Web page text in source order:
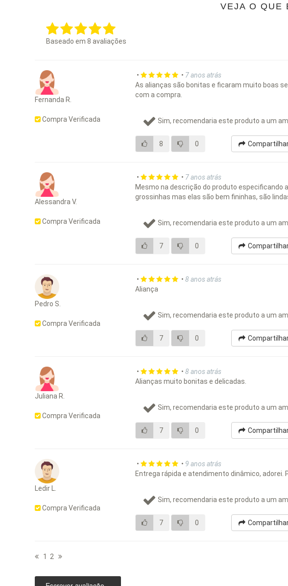
VEJA O QUE
Baseado em 8 avaliações
Fernanda R.
Compra Verificada
• • 7 anos atrás
As alianças são bonitas e ficaram muito boas
com a compra.
Sim, recomendaria este produto a um
8 0
Alessandra V.
Compra Verificada
• • 7 anos atrás
Mesmo na descrição do produto especificando
grossinhas mas elas são bem fininhas, são
Sim, recomendaria este produto a um
7 0
Pedro S.
Compra Verificada
• •8 anos atrás
Aliança
Sim, recomendaria este produto a um
7 0
Juliana R.
Compra Verificada
• •8 anos atrás
Alianças muito bonitas e delicadas.
Sim, recomendaria este produto a um
7 0
Ledir L.
Compra Verificada
• • 9 anos atrás
Entrega rápida e atendimento dinâmico, adorei.
Sim, recomendaria este produto a um
7 0
1 2